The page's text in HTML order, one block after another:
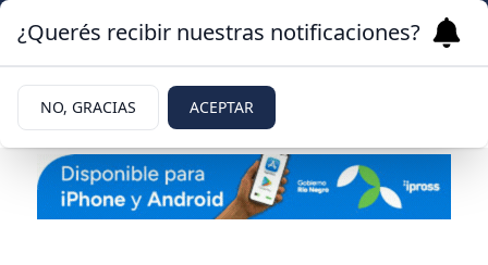
¿Querés recibir nuestras notificaciones?
NO, GRACIAS ACEPTAR